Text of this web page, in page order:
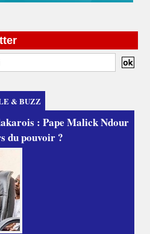
& BUZZ
: Pape Malick Ndour
du pouvoir ?